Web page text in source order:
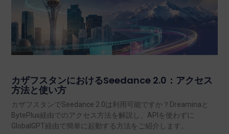
カザフスタンにおけるSeedance 2.0：アクセス
方法と使い方
カザフスタンでSeedance 2.0は利用可能ですか？Dreaminaと
BytePlus経由でのアクセス方法を解説し、APIを使わずに
GlobalGPT経由で簡単に起動する方法をご紹介します。.